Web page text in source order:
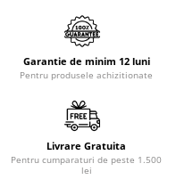
Garantie de minim 12 luni
Pentru produsele achizitionate
Livrare Gratuita
Pentru cumparaturi de peste 1.500
lei